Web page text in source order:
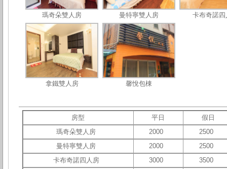
瑪奇朵雙人房 曼特寧雙人房 卡布奇諾四
拿鐵雙人房 馨悅包棟
房型 平日
假日
瑪奇朵雙人房
2000
2500
曼特寧雙人房
2000
2500
卡布奇諾四人房
3000
3500